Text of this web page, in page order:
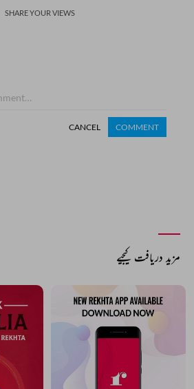
SHARE YOUR VIEWS
CANCEL COMMENT
مزید دریافت کیجیے